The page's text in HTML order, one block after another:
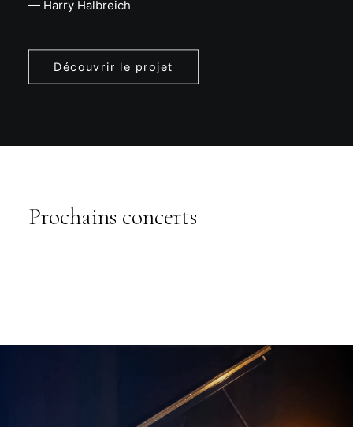
— Harry Halbreich
Découvrir le projet
Prochains concerts